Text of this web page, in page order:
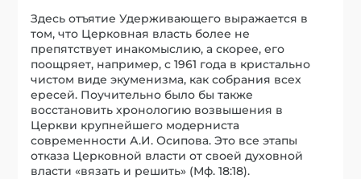
Здесь отъятие Удерживающего выражается в
том, что Церковная власть более не
препятствует инакомыслию, а скорее, его
поощряет, например, с 1961 года в кристально
чистом виде экуменизма, как собрания всех
ересей. Поучительно было бы также
восстановить хронологию возвышения в
Церкви крупнейшего модерниста
современности А.И. Осипова. Это все этапы
отказа Церковной власти от своей духовной
власти «вязать и решить» (Мф. 18:18).